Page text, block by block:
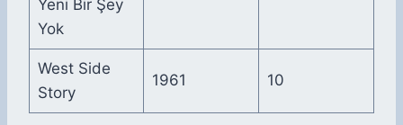
Yeni Bir Şey
Yok
West Side
Story
1961 10